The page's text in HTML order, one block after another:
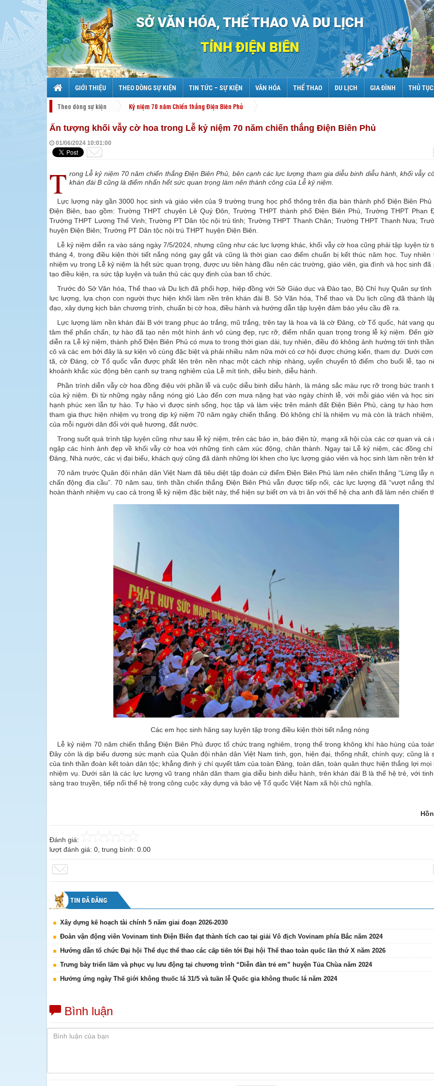
GIỚI THIỆU THEO DÒNG SỰ KIỆN TIN TỨC – SỰ KIỆN VĂN HÓA THỂ THAO DU LỊCH GIA ĐÌNH THỦ
Theo dòng sự kiện Kỷ niệm 70 năm Chiến thắng Điện Biên Phủ
Ấn tượng khối vẫy cờ hoa trong Lễ kỷ niệm 70 năm chiến thắng Điện Biên Phủ
01/06/2024 10:01:00
T rong Lễ kỷ niệm 70 năm chiến thắng Điện Biên Phủ, bên cạnh các lực lượng tham gia diễu binh diễu hành, khối vẫy
khán đài B cũng là điểm nhấn hết sức quan trọng làm nên thành công của Lễ kỷ niệm.
Lực lượng này gần 3000 học sinh và giáo viên của 9 trường trung học phổ thông trên địa bàn thành phố Điện Biên Phủ
Điện Biên, bao gồm: Trường THPT chuyên Lê Quý Đôn, Trường THPT thành phố Điện Biên Phủ, Trường THPT Phan
Trường THPT Lương Thế Vinh; Trường PT Dân tộc nội trú tỉnh; Trường THPT Thanh Chăn; Trường THPT Thanh Nưa;
huyện Điện Biên; Trường PT Dân tộc nội trú THPT huyện Điện Biên.
Lễ kỷ niệm diễn ra vào sáng ngày 7/5/2024, nhưng cũng như các lực lượng khác, khối vẫy cờ hoa cũng phải tập luyện từ
tháng 4, trong điều kiện thời tiết nắng nóng gay gắt và cũng là thời gian cao điểm chuẩn bị kết thúc năm học. Tuy nhiên
nhiệm vụ trong Lễ kỷ niệm là hết sức quan trọng, được ưu tiên hàng đầu nên các trường, giáo viên, gia đình và học sinh đã
tạo điều kiện, ra sức tập luyện và tuân thủ các quy định của ban tổ chức.
Trước đó Sở Văn hóa, Thể thao và Du lịch đã phối hợp, hiệp đồng với Sở Giáo dục và Đào tạo, Bộ Chỉ huy Quân sự tỉnh
lực lượng, lựa chọn con người thực hiện khối làm nền trên khán đài B. Sở Văn hóa, Thể thao và Du lịch cũng đã thành
đạo, xây dựng kịch bản chương trình, chuẩn bị cờ hoa, điều hành và hướng dẫn tập luyện đảm bảo yêu cầu đề ra.
Lực lượng làm nền khán đài B với trang phục áo trắng, mũ trắng, trên tay là hoa và lá cờ Đảng, cờ Tổ quốc, hát vang
tâm thế phấn chấn, tự hào đã tạo nên một hình ảnh vô cùng đẹp, rực rỡ, điểm nhấn quan trọng trong lễ kỷ niệm. Đến
diễn ra Lễ kỷ niệm, thành phố Điện Biên Phủ có mưa to trong thời gian dài, tuy nhiên, điều đó không ảnh hưởng tới tinh
cô và các em bởi đây là sự kiện vô cùng đặc biệt và phải nhiều năm nữa mới có cơ hội được chứng kiến, tham dự. Dưới
tã, cờ Đảng, cờ Tổ quốc vẫn được phất lên trên nền nhạc một cách nhịp nhàng, uyển chuyển tô điểm cho buổi lễ, tạo
khoảnh khắc xúc động bên cạnh sự trang nghiêm của Lễ mít tinh, diễu binh, diễu hành.
Phần trình diễn vẫy cờ hoa đồng điệu với phần lễ và cuộc diễu binh diễu hành, là mảng sắc màu rực rỡ trong bức tranh
của kỷ niệm. Đi từ những ngày nắng nóng gió Lào đến cơn mưa nặng hạt vào ngày chính lễ, với mỗi giáo viên và học
hạnh phúc xen lẫn tự hào. Tự hào vì được sinh sống, học tập và làm việc trên mảnh đất Điện Biên Phủ, càng tự hào
tham gia thực hiện nhiệm vụ trong dịp kỷ niệm 70 năm ngày chiến thắng. Đó không chỉ là nhiệm vụ mà còn là trách
của mỗi người dân đối với quê hương, đất nước.
Trong suốt quá trình tập luyện cũng như sau lễ kỷ niệm, trên các báo in, báo điện tử, mạng xã hội của các cơ quan và cá
ngập các hình ảnh đẹp về khối vẫy cờ hoa với những tình cảm xúc động, chân thành. Ngay tại Lễ kỷ niệm, các đồng
Đảng, Nhà nước, các vị đại biểu, khách quý cũng đã dành những lời khen cho lực lượng giáo viên và học sinh làm nền trên
70 năm trước Quân đội nhân dân Việt Nam đã tiêu diệt tập đoàn cứ điểmĐiện Biên Phủ làm nên chiến thắng “Lừng lẫy
chấn động địa cầu”. 70 năm sau, tinh thần chiến thắng Điện Biên Phủ vẫn được tiếp nối, các lực lượng đã “vượt nắng
hoàn thành nhiệm vụ cao cả trong lễ kỷ niệm đặc biệt này, thể hiện sự biết ơn và tri ân với thế hệ cha anh đã làm nên chiến
Các em học sinh hăng say luyện tập trong điều kiện thời tiết nắng nóng
Lễ kỷ niệm 70 năm chiến thắng Điện Biên Phủ được tổ chức trang nghiêm, trọng thể trong không khí hào hùng của
Đây còn là dịp biểu dương sức mạnh của Quân đội nhân dân Việt Nam tinh, gọn, hiện đại, thống nhất, chính quy; cũng là
của tinh thần đoàn kết toàn dân tộc; khẳng định ý chí quyết tâm của toàn Đảng, toàn dân, toàn quân thực hiện thắng lợi mọi
nhiệm vụ. Dưới sân là các lực lượng vũ trang nhân dân tham gia diễu binh diễu hành, trên khán đài B là thế hệ trẻ, với
sàng trao truyền, tiếp nối thế hệ trong công cuộc xây dựng và bảo vệ Tổ quốc Việt Nam xã hội chủ nghĩa.
Đánh giá:
lượt đánh giá: 0 , trung bình: 0.00
TIN ĐÃ ĐĂNG
Xây dựng kế hoạch tài chính 5 năm giai đoạn 2026-2030
Đoàn vận động viên Vovinam tỉnh Điện Biên đạt thành tích cao tại giải Vô địch Vovinam phía Bắc năm 2024
Hướng dẫn tổ chức Đại hội Thể dục thể thao các cấp tiến tới Đại hội Thể thao toàn quốc lần thứ X năm 2026
Trưng bày triển lãm và phục vụ lưu động tại chương trình “Diễn đàn trẻ em” huyện Tủa Chùa năm 2024
Hưởng ứng ngày Thế giới không thuốc lá 31/5 và tuần lễ Quốc gia không thuốc lá năm 2024
Bình luận